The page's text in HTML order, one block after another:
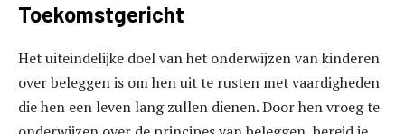
Toekomstgericht
Het uiteindelijke doel van het onderwijzen van kinderen
over beleggen is om hen uit te rusten met vaardigheden
die hen een leven lang zullen dienen. Door hen vroeg te